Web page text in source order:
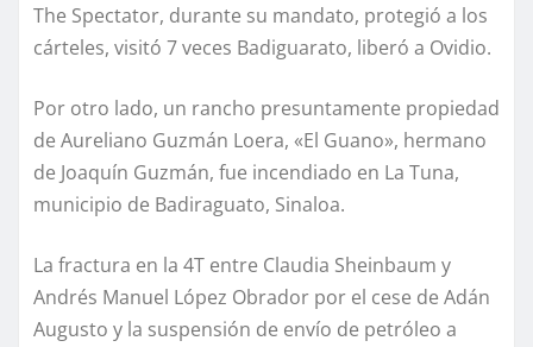
The Spectator, durante su mandato, protegió a los
cárteles, visitó 7 veces Badiguarato, liberó a Ovidio.
Por otro lado, un rancho presuntamente propiedad
de Aureliano Guzmán Loera, «El Guano», hermano
de Joaquín Guzmán, fue incendiado en La Tuna,
municipio de Badiraguato, Sinaloa.
La fractura en la 4T entre Claudia Sheinbaum y
Andrés Manuel López Obrador por el cese de Adán
Augusto y la suspensión de envío de petróleo a